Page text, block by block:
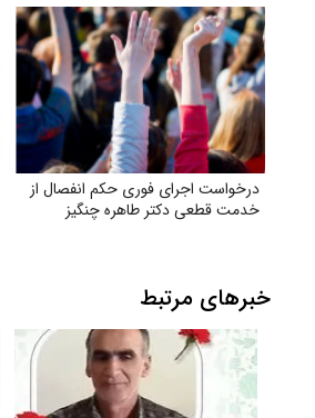
درخواست اجرای فوری حکم انفصال از
خدمت قطعی دکتر طاهره چنگیز
خبرهای مرتبط